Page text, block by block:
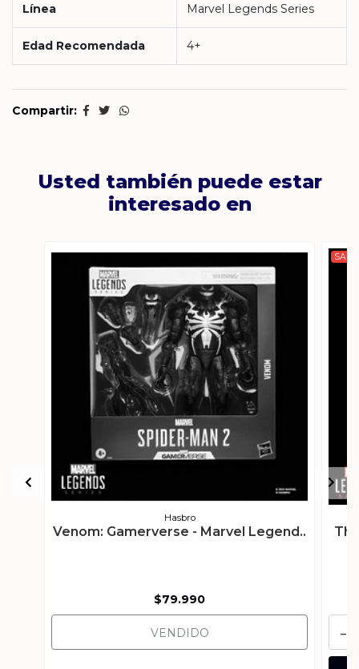
Línea Marvel Legends Series
Edad Recomendada 4+
Compartir:
Usted también puede estar
interesado en
Hasbro
Venom: Gamerverse - Marvel Legend..
$79.990
VENDIDO
SALE
-